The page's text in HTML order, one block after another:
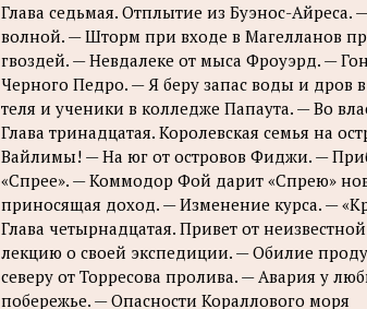
Глава седьмая. Отплытие из Буэнос-Айреса.
волной. — Шторм при входе в Магелланов
гвоздей. — Невдалеке от мыса Фроуэрд. —
Черного Педро. — Я беру запас воды и дров
теля и ученики в колледже Папаута. — Во
Глава тринадцатая. Королевская семья на
Вайлимы! — На юг от островов Фиджи. —
«Спрее». — Коммодор Фой дарит «Спрею»
приносящая доход. — Изменение курса. —
Глава четырнадцатая. Привет от
лекцию о своей экспедиции. — Обилие
северу от Торресова пролива. — Авария у
побережье. — Опасности Кораллового моря